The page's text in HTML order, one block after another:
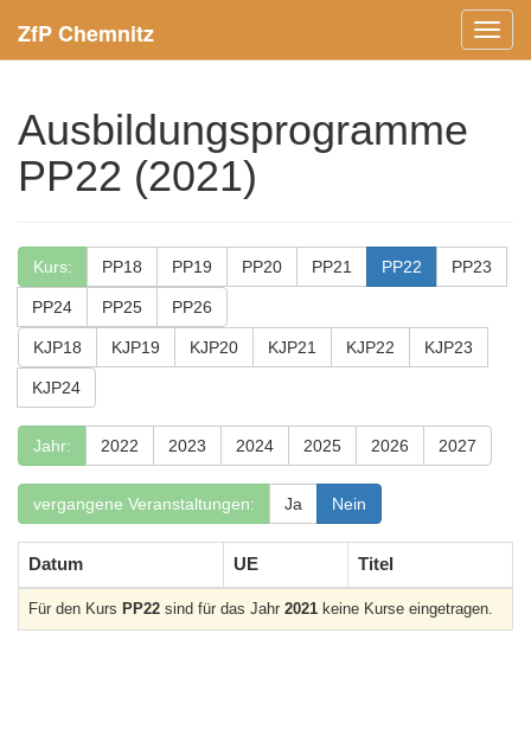
Menü
ein-/
ZfP Chemnitz
Ausbildungsprogramme
PP22 (2021)
Kurs: PP18 PP19 PP20 PP21 PP22 PP23
PP24 PP25 PP26
KJP18 KJP19 KJP20 KJP21 KJP22 KJP23
KJP24
Jahr: 2022 2023 2024 2025 2026 2027
vergangene Veranstaltungen: Ja Nein
Datum UE Titel
Für den Kurs PP22 sind für das Jahr 2021 keine Kurse eingetragen.